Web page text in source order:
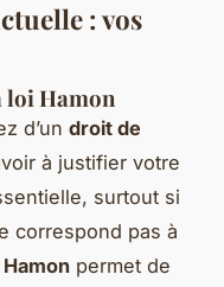
: vos
loi Hamon
d’un droit de
à justifier votre
surtout si
correspond pas à
Hamon permet de